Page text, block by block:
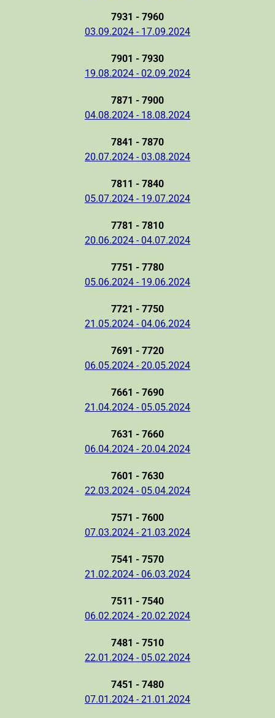
7931 - 7960
03.09.2024 - 17.09.2024
7901 - 7930
19.08.2024 - 02.09.2024
7871 - 7900
04.08.2024 - 18.08.2024
7841 - 7870
20.07.2024 - 03.08.2024
7811 - 7840
05.07.2024 - 19.07.2024
7781 - 7810
20.06.2024 - 04.07.2024
7751 - 7780
05.06.2024 - 19.06.2024
7721 - 7750
21.05.2024 - 04.06.2024
7691 - 7720
06.05.2024 - 20.05.2024
7661 - 7690
21.04.2024 - 05.05.2024
7631 - 7660
06.04.2024 - 20.04.2024
7601 - 7630
22.03.2024 - 05.04.2024
7571 - 7600
07.03.2024 - 21.03.2024
7541 - 7570
21.02.2024 - 06.03.2024
7511 - 7540
06.02.2024 - 20.02.2024
7481 - 7510
22.01.2024 - 05.02.2024
7451 - 7480
07.01.2024 - 21.01.2024